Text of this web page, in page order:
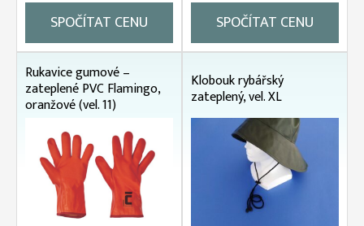
SPOČÍTAT CENU
SPOČÍTAT CENU
Rukavice gumové –
zateplené PVC Flamingo,
oranžové (vel. 11)
Klobouk rybářský
zateplený, vel. XL